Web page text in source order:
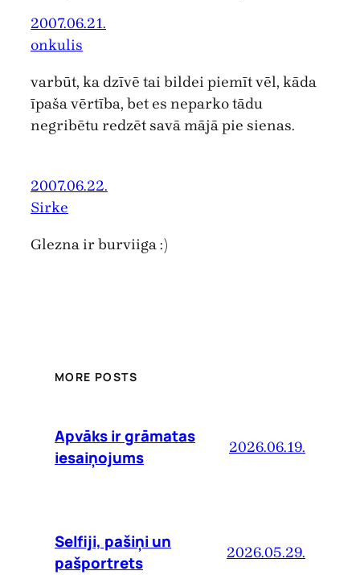
2007.06.21.
onkulis
varbūt, ka dzīvē tai bildei piemīt vēl, kāda
īpaša vērtība, bet es neparko tādu
negribētu redzēt savā mājā pie sienas.
2007.06.22.
Sirke
Glezna ir burviiga :)
MORE POSTS
Apvāks ir grāmatas
iesaiņojums
2026.06.19.
Selfiji, pašiņi un
pašportrets
2026.05.29.